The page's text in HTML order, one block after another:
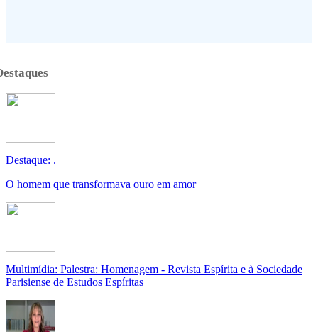
Destaque: .
O homem que transformava ouro em amor
Multimídia: Palestra: Homenagem - Revista Espírita e à Sociedade
Parisiense de Estudos Espíritas